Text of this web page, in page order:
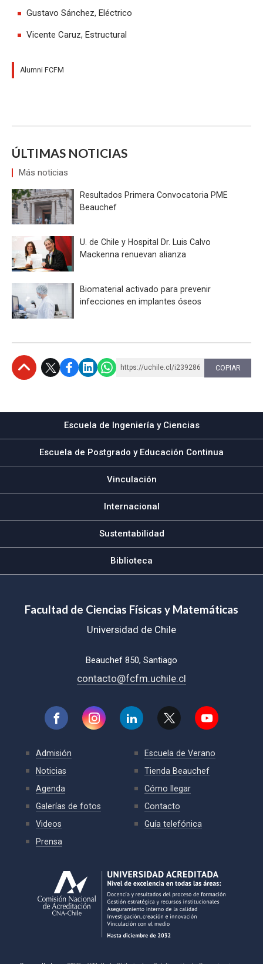
Gustavo Sánchez, Eléctrico
Vicente Caruz, Estructural
Alumni FCFM
ÚLTIMAS NOTICIAS
Más noticias
Resultados Primera Convocatoria PME
Beauchef
U. de Chile y Hospital Dr. Luis Calvo
Mackenna renuevan alianza
Biomaterial activado para prevenir
infecciones en implantes óseos
https://uchile.cl/i239286 COPIAR
Escuela de Ingeniería y Ciencias
Escuela de Postgrado y Educación Continua
Vinculación
Internacional
Sustentabilidad
Biblioteca
Facultad de Ciencias Físicas y Matemáticas
Universidad de Chile
Beauchef 850, Santiago
contacto@fcfm.uchile.cl
Admisión
Noticias
Agenda
Galerías de fotos
Videos
Prensa
Escuela de Verano
Tienda Beauchef
Cómo llegar
Contacto
Guía telefónica